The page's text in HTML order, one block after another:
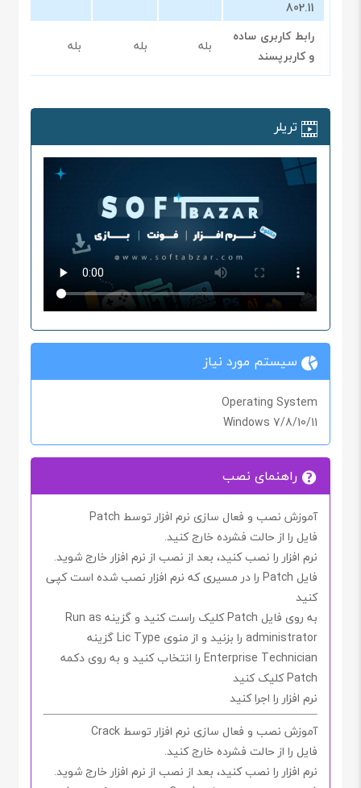
802.11
رابط کاربری ساده
و کاربرپسند
بله بله بله
تریلر
سیستم مورد نیاز
Operating System
Windows 7/8/10/11
راهنمای نصب
آموزش نصب و فعال سازی نرم افزار توسط Patch
فایل را از حالت فشرده خارج کنید.
نرم افزار را نصب کنید، بعد از نصب از نرم افزار خارج شوید.
فایل Patch را در مسیری که نرم افزار نصب شده است کپی
کنید
به روی فایل Patchکلیک راست کنید و گزینه Run as
administrator را بزنید و از منوی Lic Typeگزینه
Enterprise Technician را انتخاب کنید و به روی دکمه
Patchکلیک کنید
نرم افزار را اجرا کنید
آموزش نصب و فعال سازی نرم افزار توسط Crack
فایل را از حالت فشرده خارج کنید.
نرم افزار را نصب کنید، بعد از نصب از نرم افزار خارج شوید.